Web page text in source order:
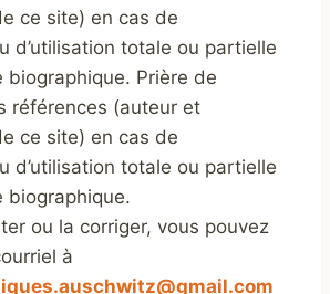
ce site) en cas de
d’utilisation totale ou partielle
biographique. Prière de
références (auteur et
ce site) en cas de
d’utilisation totale ou partielle
biographique.
ou la corriger, vous pouvez
à